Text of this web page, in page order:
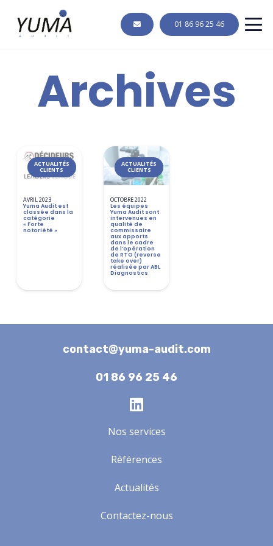
01 86 96 25 46
Archives
ACTUALITÉS
CLIENTS
AVRIL 2023
Yuma Audit est
classée dans la
catégorie
« Forte
notoriété »
ACTUALITÉS
CLIENTS
OCTOBRE 2022
Les équipes
Yuma Audit sont
intervenues en
qualité de
commissaire
aux apports
dans le cadre
de l’opération
de RTO (reverse
take over)
réalisée par ABL
Diagnostics
01 86 96 25 46
contact@yuma-audit.com
Nos services
Références
Actualités
Contactez-nous